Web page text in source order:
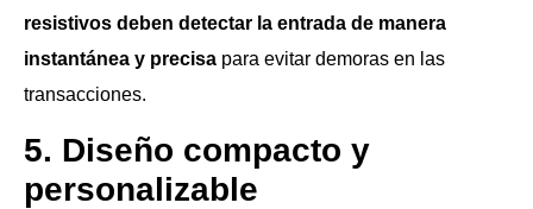
resistivos deben detectar la entrada de manera
instantánea y precisa para evitar demoras en las
transacciones.
5. Diseño compacto y
personalizable